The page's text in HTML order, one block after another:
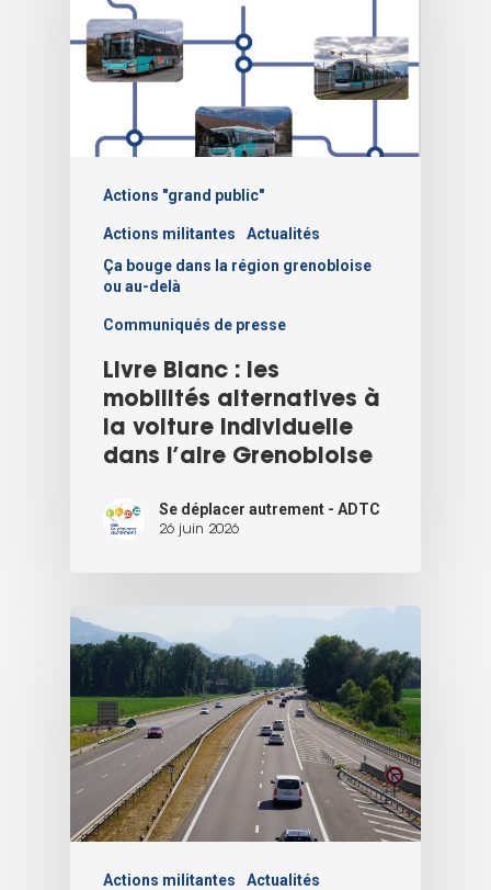
Actions "grand public"
Actions militantes
Actualités
Ça bouge dans la région grenobloise
ou au-delà
Communiqués de presse
Livre Blanc : les
mobilités alternatives à
la voiture individuelle
dans l’aire Grenobloise
Se déplacer autrement - ADTC
26 juin 2026
Actions militantes
Actualités